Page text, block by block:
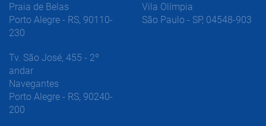
Praia de Belas
Porto Alegre - RS, 90110-
230
Tv. São José, 455 - 2º
andar
Navegantes
Porto Alegre - RS, 90240-
200
Vila Olímpia
São Paulo - SP, 04548-903